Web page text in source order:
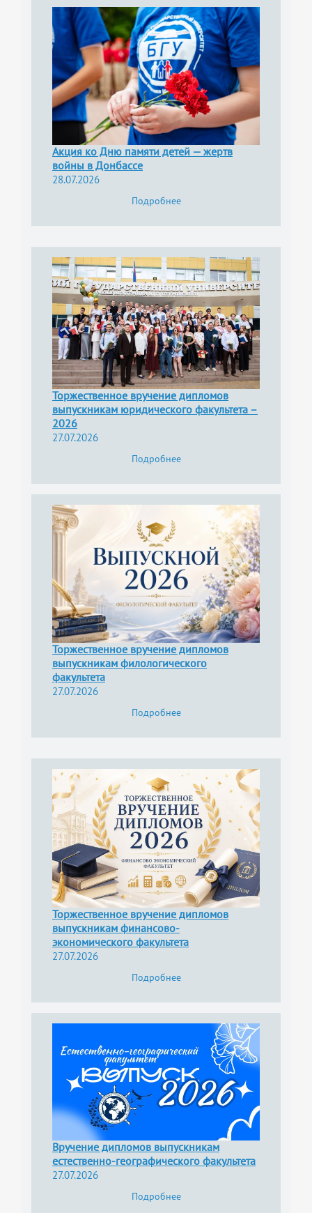
Акция ко Дню памяти детей — жертв
войны в Донбассе
28.07.2026
Подробнее
Торжественное вручение дипломов
выпускникам юридического факультета –
2026
27.07.2026
Подробнее
Торжественное вручение дипломов
выпускникам филологического
факультета
27.07.2026
Подробнее
Торжественное вручение дипломов
выпускникам финансово-
экономического факультета
27.07.2026
Подробнее
Вручение дипломов выпускникам
естественно-географического факультета
27.07.2026
Подробнее